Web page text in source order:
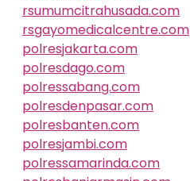
rsumumcitrahusada.com
rsgayomedicalcentre.com
polresjakarta.com
polresdago.com
polressabang.com
polresdenpasar.com
polresbanten.com
polresjambi.com
polressamarinda.com